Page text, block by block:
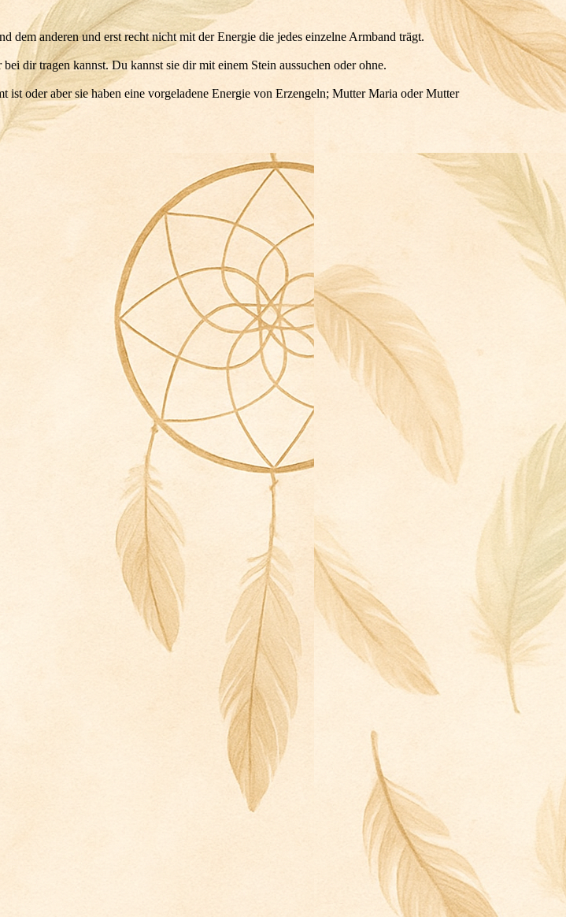
anderen und erst recht nicht mit der Energie die jedes einzelne Armband trägt.
dir tragen kannst. Du kannst sie dir mit einem Stein aussuchen oder ohne.
oder aber sie haben eine vorgeladene Energie von Erzengeln; Mutter Maria oder Mutter